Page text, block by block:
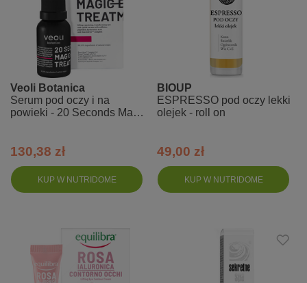
KUP W NUTRIDOME
Veoli Botanica
Serum pod oczy i na
powieki - 20 Seconds Magic
130,38 zł
KUP W NUTRIDOME
BIOUP
ESPRESSO pod oczy lekki
olejek - roll on
49,00 zł